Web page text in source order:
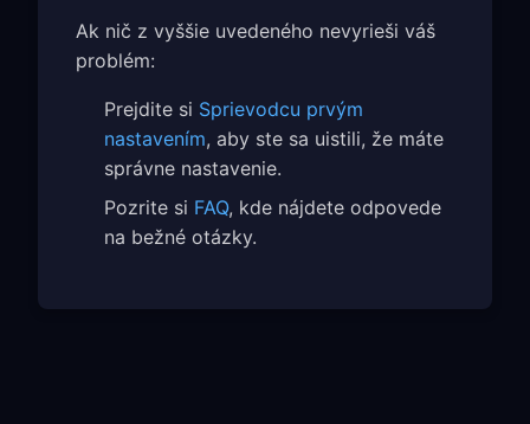
Ak nič z vyššie uvedeného nevyrieši váš
problém:
Prejdite si Sprievodcu prvým
nastavením, aby ste sa uistili, že máte
správne nastavenie.
Pozrite si FAQ, kde nájdete odpovede
na bežné otázky.